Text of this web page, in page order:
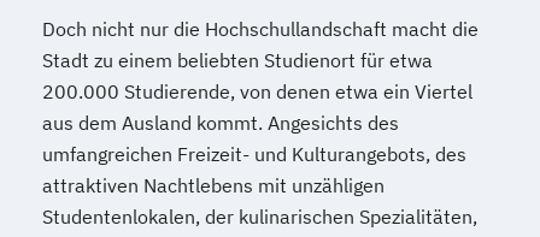
Doch nicht nur die Hochschullandschaft macht die
Stadt zu einem beliebten Studienort für etwa
200.000 Studierende, von denen etwa ein Viertel
aus dem Ausland kommt. Angesichts des
umfangreichen Freizeit- und Kulturangebots, des
attraktiven Nachtlebens mit unzähligen
Studentenlokalen, der kulinarischen Spezialitäten,